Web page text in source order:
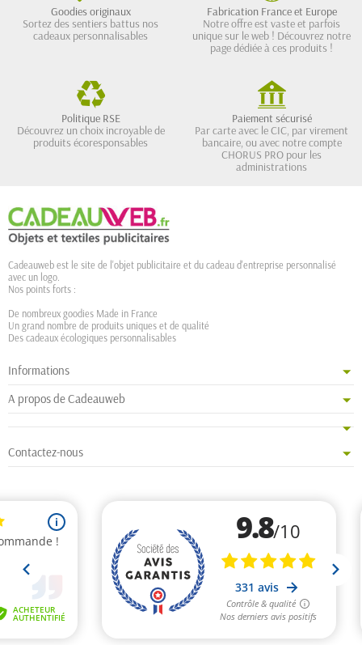
Goodies originaux
Sortez des sentiers battus nos
cadeaux personnalisables
Fabrication France et Europe
Notre offre est vaste et parfois
unique sur le web ! Découvrez notre
page dédiée à ces produits !
Politique RSE
Découvrez un choix incroyable de
produits écoresponsables
Paiement sécurisé
Par carte avec le CIC, par virement
bancaire, ou avec notre compte
CHORUS PRO pour les
administrations
Cadeauweb est le site de l'objet publicitaire et du cadeau d'entreprise personnalisé
avec un logo.
Nos points forts :
De nombreux goodies Made in France
Un grand nombre de produits uniques et de qualité
Des cadeaux écologiques personnalisables
Informations
A propos de Cadeauweb
Contactez-nous